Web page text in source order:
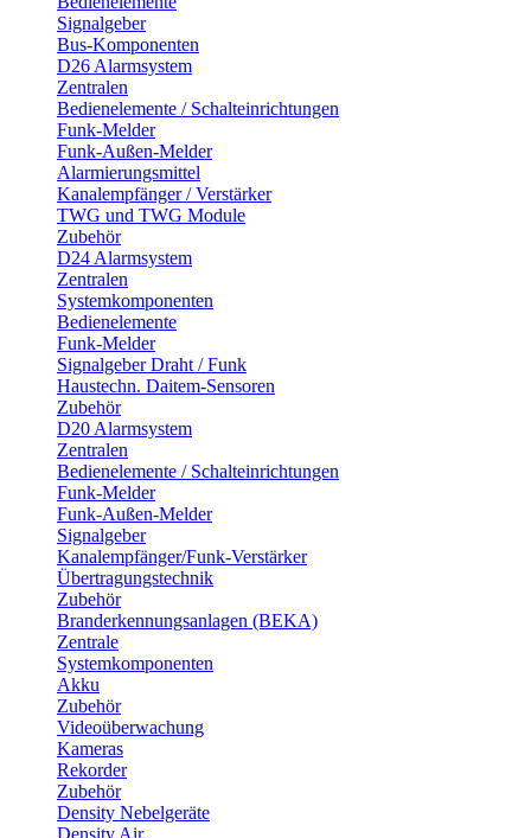
Signalgeber
Bus-Komponenten
D26 Alarmsystem
Zentralen
Bedienelemente / Schalteinrichtungen
Funk-Melder
Funk-Außen-Melder
Alarmierungsmittel
Kanalempfänger / Verstärker
TWG und TWG Module
Zubehör
D24 Alarmsystem
Zentralen
Systemkomponenten
Bedienelemente
Funk-Melder
Signalgeber Draht / Funk
Haustechn. Daitem-Sensoren
Zubehör
D20 Alarmsystem
Zentralen
Bedienelemente / Schalteinrichtungen
Funk-Melder
Funk-Außen-Melder
Signalgeber
Kanalempfänger/Funk-Verstärker
Übertragungstechnik
Zubehör
Branderkennungsanlagen (BEKA)
Zentrale
Systemkomponenten
Akku
Zubehör
Videoüberwachung
Kameras
Rekorder
Zubehör
Density Nebelgeräte
Density Air